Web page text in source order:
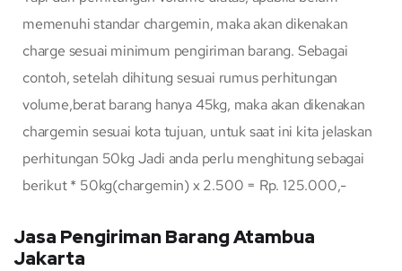
memenuhi standar chargemin, maka akan dikenakan
charge sesuai minimum pengiriman barang. Sebagai
contoh, setelah dihitung sesuai rumus perhitungan
volume,berat barang hanya 45kg, maka akan dikenakan
chargemin sesuai kota tujuan, untuk saat ini kita jelaskan
perhitungan 50kg Jadi anda perlu menghitung sebagai
berikut * 50kg(chargemin) x 2.500 = Rp. 125.000,-
Jasa Pengiriman Barang Atambua
Jakarta